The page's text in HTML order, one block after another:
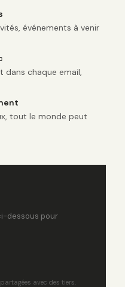
événements à venir
dans chaque email,
tout le monde peut
dessous pour
avec des tiers.